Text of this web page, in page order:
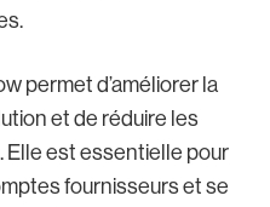
permet d’améliorer la
et de réduire les
Elle est essentielle pour
fournisseurs et se